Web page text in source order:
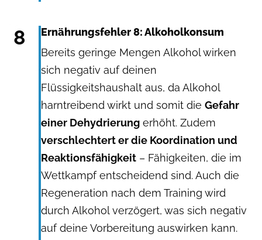
8
Ernährungsfehler 8: Alkoholkonsum
Bereits geringe Mengen Alkohol wirken
sich negativ auf deinen
Flüssigkeitshaushalt aus, da Alkohol
harntreibend wirkt und somit die Gefahr
einer Dehydrierung erhöht. Zudem
verschlechtert er die Koordination und
Reaktionsfähigkeit – Fähigkeiten, die im
Wettkampf entscheidend sind. Auch die
Regeneration nach dem Training wird
durch Alkohol verzögert, was sich negativ
auf deine Vorbereitung auswirken kann.